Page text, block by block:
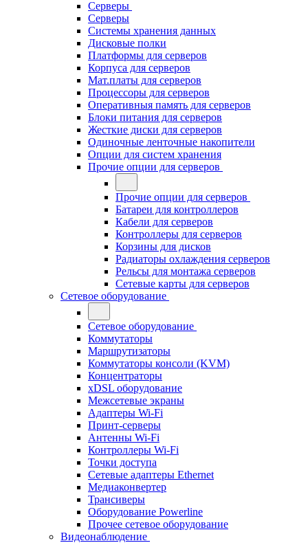
Серверы
Серверы
Системы хранения данных
Дисковые полки
Платформы для серверов
Корпуса для серверов
Мат.платы для серверов
Процессоры для серверов
Оперативныя память для серверов
Блоки питания для серверов
Жесткие диски для серверов
Одиночные ленточные накопители
Опции для систем хранения
Прочие опции для серверов
Прочие опции для серверов
Батареи для контроллеров
Кабели для серверов
Контроллеры для серверов
Корзины для дисков
Радиаторы охлаждения серверов
Рельсы для монтажа серверов
Сетевые карты для серверов
Сетевое оборудование
Сетевое оборудование
Коммутаторы
Маршрутизаторы
Коммутаторы консоли (KVM)
Концентраторы
xDSL оборудование
Межсетевые экраны
Адаптеры Wi-Fi
Принт-серверы
Антенны Wi-Fi
Контроллеры Wi-Fi
Точки доступа
Сетевые адаптеры Ethernet
Медиаконвертер
Трансиверы
Оборудование Powerline
Прочее сетевое оборудование
Видеонаблюдение